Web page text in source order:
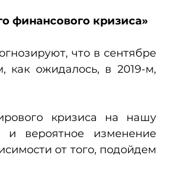
финансового кризиса»
что в сентябре
как ожидалось, в 2019-м,
кризиса на нашу
и вероятное изменение
от того, подойдем